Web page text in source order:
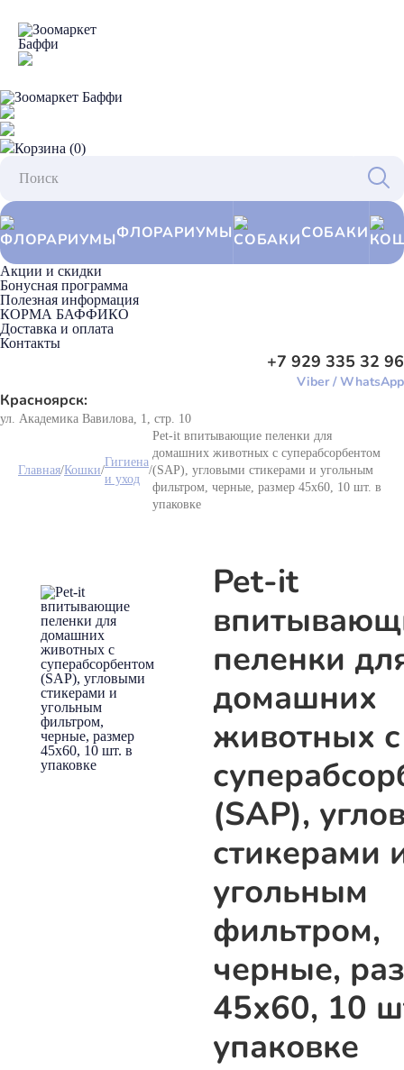
Корзина (0)
ФЛОРАРИУМЫ СОБАКИ
Акции и скидки
Бонусная программа
Полезная информация
КОРМА БАФФИКО
Доставка и оплата
Контакты
+7 929 335 32 96
Viber/WhatsApp
Красноярск:
ул. Академика Вавилова, 1, стр. 10
Главная/Кошки/
Гигиена
и уход
/
Pet-it впитывающие пеленки для
домашних животных с суперабсорбентом
(SAP), угловыми стикерами и угольным
фильтром, черные, размер 45х60, 10 шт. в
упаковке
Pet-it
пеленки
домашних
животных с
(SAP),
стикерами
угольным
фильтром,
черные,
45х60, 10
упаковке